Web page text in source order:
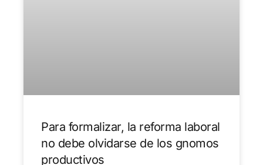
Para formalizar, la reforma laboral
no debe olvidarse de los gnomos
productivos